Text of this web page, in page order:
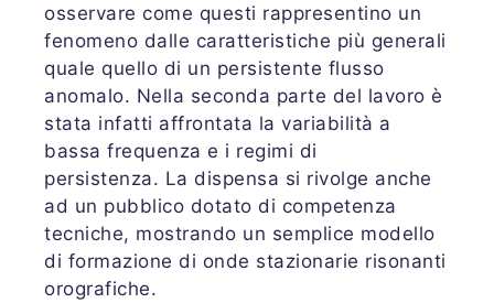
osservare come questi rappresentino un
fenomeno dalle caratteristiche più generali
quale quello di un persistente flusso
anomalo. Nella seconda parte del lavoro è
stata infatti affrontata la variabilità a
bassa frequenza e i regimi di
persistenza. La dispensa si rivolge anche
ad un pubblico dotato di competenza
tecniche, mostrando un semplice modello
di formazione di onde stazionarie risonanti
orografiche.